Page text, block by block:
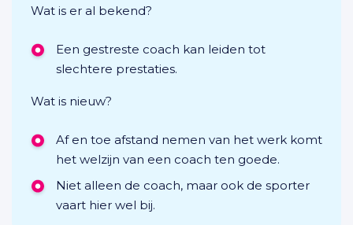
Wat is er al bekend?
Een gestreste coach kan leiden tot
slechtere prestaties.
Wat is nieuw?
Af en toe afstand nemen van het werk komt
het welzijn van een coach ten goede.
Niet alleen de coach, maar ook de sporter
vaart hier wel bij.